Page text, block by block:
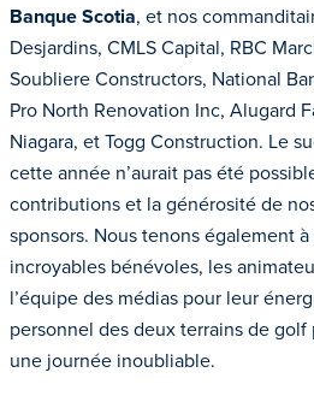
Banque Scotia, et nos
Desjardins, CMLS Capital, RBC
Soubliere Constructors, National
Pro North Renovation Inc, Alugard
Niagara, et Togg Construction. Le
cette année n’aurait pas été
contributions et la générosité de
sponsors. Nous tenons également
incroyables bénévoles, les
l’équipe des médias pour leur
personnel des deux terrains de
une journée inoubliable.